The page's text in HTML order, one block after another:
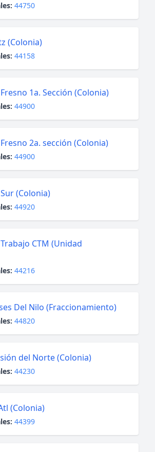
44750
(Colonia)
44158
1a. Sección (Colonia)
44900
2a. sección (Colonia)
44900
(Colonia)
44920
CTM (Unidad
44216
Del Nilo (Fraccionamiento)
44820
del Norte (Colonia)
44230
(Colonia)
44399